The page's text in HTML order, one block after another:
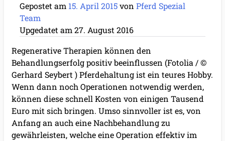
Gepostet am 15. April 2015von Pferd Spezial
Team
Upgedatet am 27. August 2016
Regenerative Therapien können den
Behandlungserfolg positiv beeinflussen (Fotolia / ©
Gerhard Seybert ) Pferdehaltung ist ein teures Hobby.
Wenn dann noch Operationen notwendig werden,
können diese schnell Kosten von einigen Tausend
Euro mit sich bringen. Umso sinnvoller ist es, von
Anfang an auch eine Nachbehandlung zu
gewährleisten, welche eine Operation effektiv im